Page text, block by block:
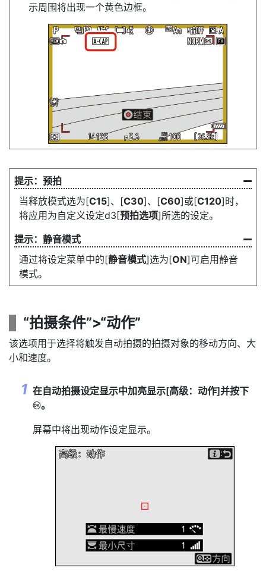
示周围将出现一个黄色边框。
预拍
当释放模式选为[C15]、[C30]、[C60]或[C120]时，
将应用为自定义设定d3[预拍选项]所选的设定。
静音模式
通过将设定菜单中的[静音模式]选为[ON]可启用静音
模式。
“拍摄条件”>“动作”
该选项用于选择将触发自动拍摄的拍摄对象的移动方向、大
小和速度。
在自动拍摄设定显示中加亮显示[高级：动作]并按下
J。
屏幕中将出现动作设定显示。